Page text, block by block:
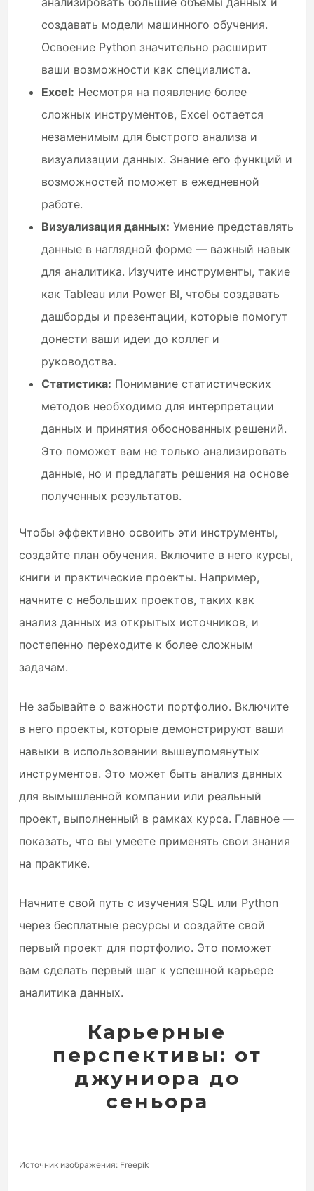
создавать модели машинного обучения.
Освоение Python значительно расширит
ваши возможности как специалиста.
Excel: Несмотря на появление более
сложных инструментов, Excel остается
незаменимым для быстрого анализа и
визуализации данных. Знание его функций и
возможностей поможет в ежедневной
работе.
Визуализация данных: Умение представлять
данные в наглядной форме — важный навык
для аналитика. Изучите инструменты, такие
как Tableau или Power BI, чтобы создавать
дашборды и презентации, которые помогут
донести ваши идеи до коллег и
руководства.
Статистика: Понимание статистических
методов необходимо для интерпретации
данных и принятия обоснованных решений.
Это поможет вам не только анализировать
данные, но и предлагать решения на основе
полученных результатов.
Чтобы эффективно освоить эти инструменты,
создайте план обучения. Включите в него курсы,
книги и практические проекты. Например,
начните с небольших проектов, таких как
анализ данных из открытых источников, и
постепенно переходите к более сложным
задачам.
Не забывайте о важности портфолио. Включите
в него проекты, которые демонстрируют ваши
навыки в использовании вышеупомянутых
инструментов. Это может быть анализ данных
для вымышленной компании или реальный
проект, выполненный в рамках курса. Главное —
показать, что вы умеете применять свои знания
на практике.
Начните свой путь с изучения SQL или Python
через бесплатные ресурсы и создайте свой
первый проект для портфолио. Это поможет
вам сделать первый шаг к успешной карьере
аналитика данных.
Карьерные
перспективы: от
джуниора до
сеньора
Источник изображения: Freepik